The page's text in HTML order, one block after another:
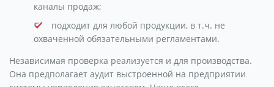
каналы продаж;
подходит для любой продукции, в т.ч. не
охваченной обязательными регламентами.
Независимая проверка реализуется и для производства.
Она предполагает аудит выстроенной на предприятии